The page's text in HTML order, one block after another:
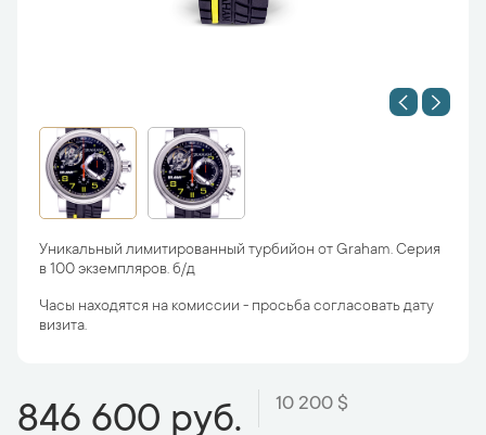
Уникальный лимитированный турбийон от Graham. Серия
в 100 экземпляров. б/д
Часы находятся на комиссии - просьба согласовать дату
визита.
846 600 руб. 10 200 $